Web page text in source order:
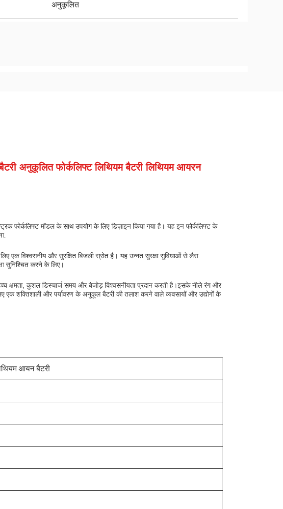
अनुकूलित
अनुकूलित फोर्कलिफ्ट लिथियम बैटरी लिथियम आयरन
फोर्कलिफ्ट मॉडल के साथ उपयोग के लिए डिज़ाइन किया गया है। यह इन फोर्कलिफ्ट के
एक विश्वसनीय और सुरक्षित बिजली स्रोत है। यह उन्नत सुरक्षा सुविधाओं से लैस
सुनिश्चित करने के लिए।
क्षमता, कुशल डिस्चार्ज समय और बेजोड़ विश्वसनीयता प्रदान करती है।इसके नीले रंग और
शक्तिशाली और पर्यावरण के अनुकूल बैटरी की तलाश करने वाले व्यवसायों और उद्योगों के
आयन बैटरी